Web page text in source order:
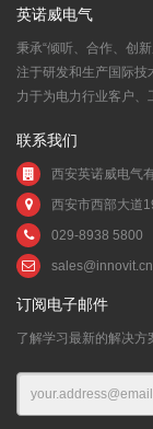
英诺威电气
秉承“倾听、合作、创
注于研发和生产国际技
力于为电力行业客户、
联系我们
西安英诺威电气
西安市西部大道
029-8938 5800
sales@innovit.cn
订阅电子邮件
了解学习最新的解决方